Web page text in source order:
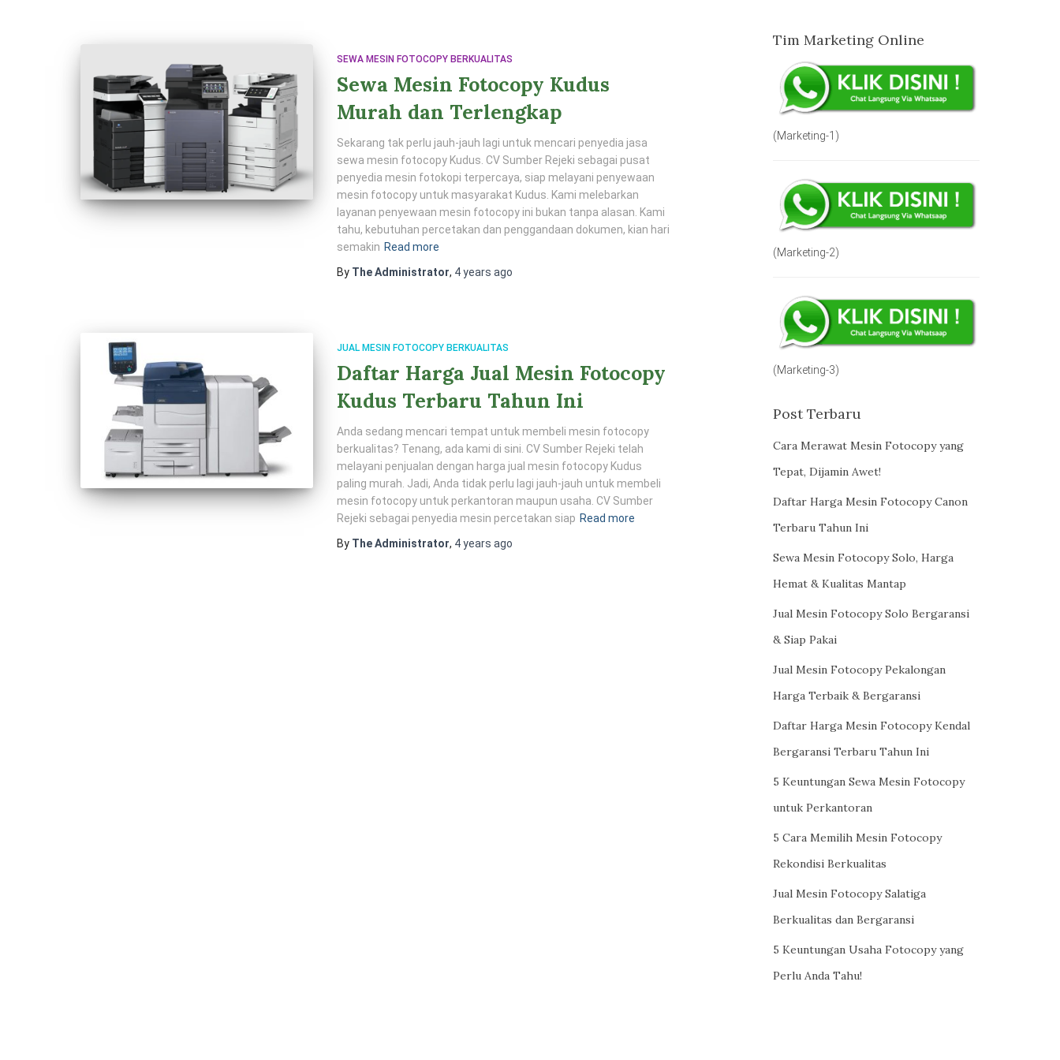
SEWA MESIN FOTOCOPY BERKUALITAS
Sewa Mesin Fotocopy Kudus
Murah dan Terlengkap
Sekarang tak perlu jauh-jauh lagi untuk mencari penyedia jasa
sewa mesin fotocopy Kudus. CV Sumber Rejeki sebagai pusat
penyedia mesin fotokopi terpercaya, siap melayani penyewaan
mesin fotocopy untuk masyarakat Kudus. Kami melebarkan
layanan penyewaan mesin fotocopy ini bukan tanpa alasan. Kami
tahu, kebutuhan percetakan dan penggandaan dokumen, kian hari
semakin Read more
By The Administrator, 4 years ago
JUAL MESIN FOTOCOPY BERKUALITAS
Daftar Harga Jual Mesin Fotocopy
Kudus Terbaru Tahun Ini
Anda sedang mencari tempat untuk membeli mesin fotocopy
berkualitas? Tenang, ada kami di sini. CV Sumber Rejeki telah
melayani penjualan dengan harga jual mesin fotocopy Kudus
paling murah. Jadi, Anda tidak perlu lagi jauh-jauh untuk membeli
mesin fotocopy untuk perkantoran maupun usaha. CV Sumber
Rejeki sebagai penyedia mesin percetakan siap Read more
By The Administrator, 4 years ago
Tim Marketing Online
(Marketing-1)
(Marketing-2)
(Marketing-3)
Post Terbaru
Cara Merawat Mesin Fotocopy yang
Tepat, Dijamin Awet!
Daftar Harga Mesin Fotocopy Canon
Terbaru Tahun Ini
Sewa Mesin Fotocopy Solo, Harga
Hemat & Kualitas Mantap
Jual Mesin Fotocopy Solo Bergaransi
& Siap Pakai
Jual Mesin Fotocopy Pekalongan
Harga Terbaik & Bergaransi
Daftar Harga Mesin Fotocopy Kendal
Bergaransi Terbaru Tahun Ini
5 Keuntungan Sewa Mesin Fotocopy
untuk Perkantoran
5 Cara Memilih Mesin Fotocopy
Rekondisi Berkualitas
Jual Mesin Fotocopy Salatiga
Berkualitas dan Bergaransi
5 Keuntungan Usaha Fotocopy yang
Perlu Anda Tahu!